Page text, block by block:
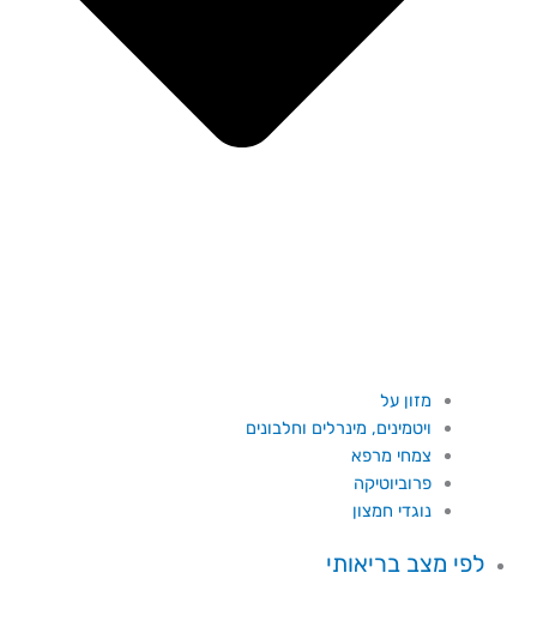
מזון על
ויטמינים, מינרלים וחלבונים
צמחי מרפא
פרוביוטיקה
נוגדי חמצון
לפי מצב בריאותי